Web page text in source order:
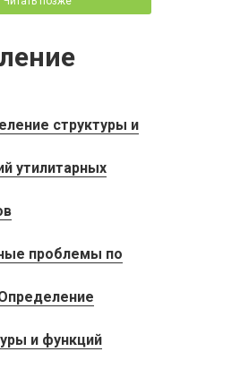
структуры и
утилитарных
проблемы по
и функций